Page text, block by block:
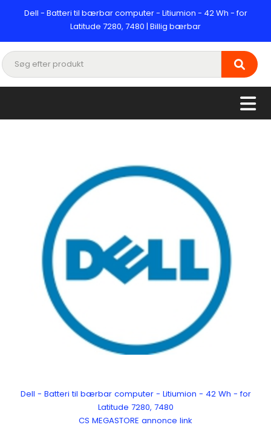
Dell - Batteri til bærbar computer - Litiumion - 42 Wh - for
Latitude 7280, 7480 | Billig bærbar
Dell - Batteri til bærbar computer - Litiumion - 42 Wh - for
Latitude 7280, 7480
CS MEGASTORE annonce link